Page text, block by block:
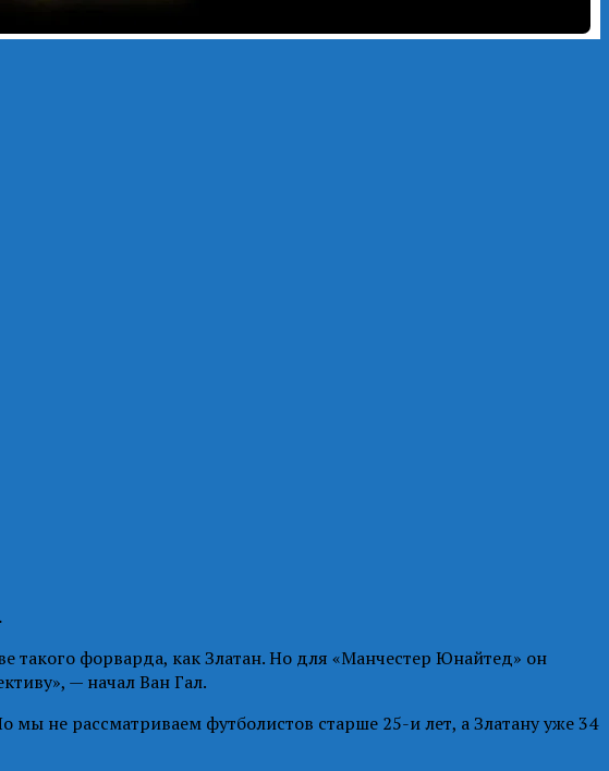
такого форварда, как Златан. Но для «Манчестер Юнайтед» он
— начал Ван Гал.
не рассматриваем футболистов старше 25-и лет, а Златану уже 34